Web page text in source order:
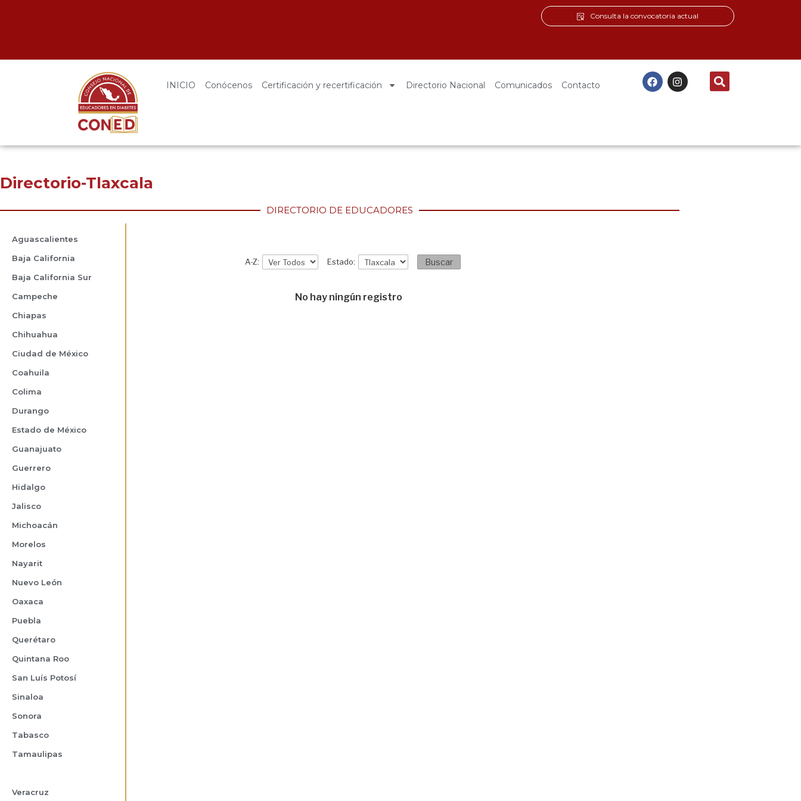
Por la educación en diabetes de excelencia y con ética
Consulta la convocatoria actual
INICIO Conócenos Certificación y recertificación Directorio Nacional Comunicados Contacto
Directorio-Tlaxcala
DIRECTORIO DE EDUCADORES
Aguascalientes
Baja California
Baja California Sur
Campeche
Chiapas
Chihuahua
Ciudad de México
Coahuila
Colima
Durango
Estado de México
Guanajuato
Guerrero
Hidalgo
Jalisco
Michoacán
Morelos
Nayarit
Nuevo León
Oaxaca
Puebla
Querétaro
Quintana Roo
San Luís Potosí
Sinaloa
Sonora
Tabasco
Tamaulipas
Veracruz
A-Z: Estado: Buscar
No hay ningún registro